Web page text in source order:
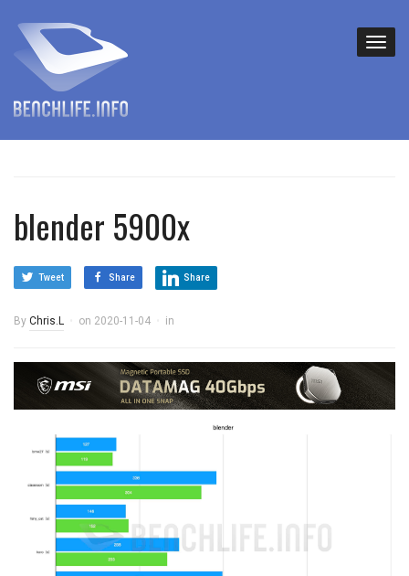
blender 5900x
Tweet Share Share
By Chris.L on 2020-11-04 in